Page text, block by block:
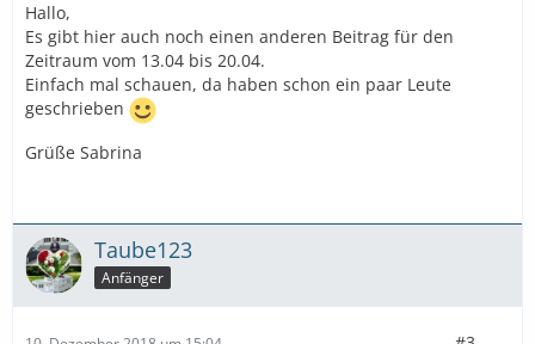
Hallo,
Es gibt hier auch noch einen anderen Beitrag für den
Zeitraum vom 13.04 bis 20.04.
Einfach mal schauen, da haben schon ein paar Leute
geschrieben
Grüße Sabrina
Taube123
Anfänger